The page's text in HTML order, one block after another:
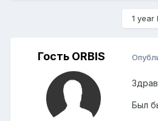
1 year
Гость ORBIS
Был